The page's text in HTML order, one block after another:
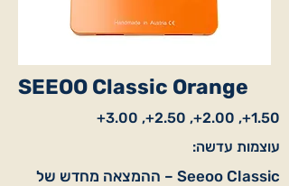
SEEOO Classic Orange
1.50+, 2.00+, 2.50+, 3.00+
עוצמות עדשה:
Seeoo Classic – ההמצאה מחדש של